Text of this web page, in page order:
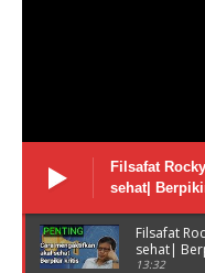
Filsafat
sehat|
Filsafat
sehat|
13:32